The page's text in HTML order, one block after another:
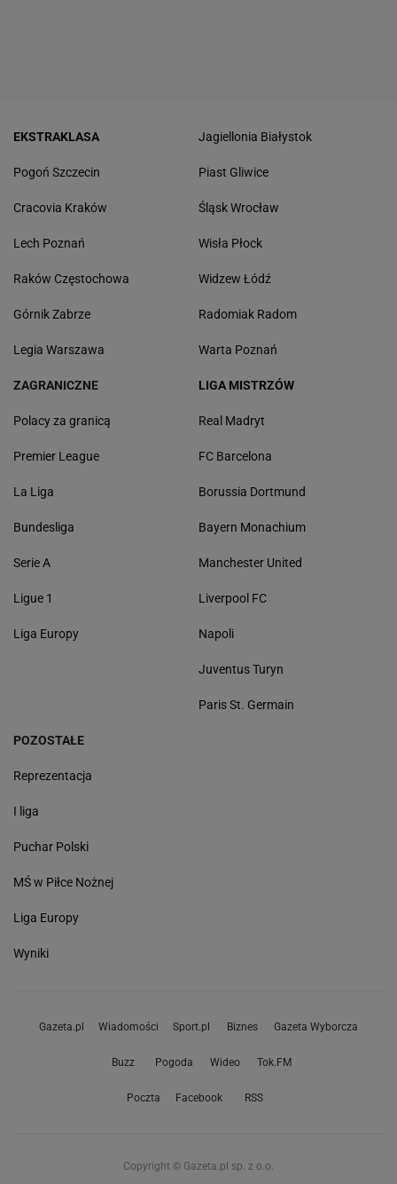
EKSTRAKLASA
Pogoń Szczecin
Cracovia Kraków
Lech Poznań
Raków Częstochowa
Górnik Zabrze
Legia Warszawa
Jagiellonia Białystok
Piast Gliwice
Śląsk Wrocław
Wisła Płock
Widzew Łódź
Radomiak Radom
Warta Poznań
ZAGRANICZNE
Polacy za granicą
Premier League
La Liga
Bundesliga
Serie A
Ligue 1
Liga Europy
LIGA MISTRZÓW
Real Madryt
FC Barcelona
Borussia Dortmund
Bayern Monachium
Manchester United
Liverpool FC
Napoli
Juventus Turyn
Paris St. Germain
POZOSTAŁE
Reprezentacja
I liga
Puchar Polski
MŚ w Piłce Nożnej
Liga Europy
Wyniki
Gazeta.pl Wiadomości Sport.pl Biznes Gazeta Wyborcza
Buzz Pogoda Wideo Tok.FM
Poczta Facebook RSS
Copyright © Gazeta.pl sp. z o.o.